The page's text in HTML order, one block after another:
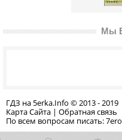
Мы
ГДЗ на 5erka.Info © 2013 - 2019
Карта Сайта | Обратная связь
По всем вопросам писать: